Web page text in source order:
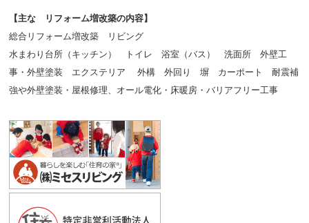
【主な リフォーム増改築の内容】
総合リフォーム増改築 リビング
水まわり台所（キッチン） トイレ 浴室（バス） 洗面所 外壁工
事・外壁塗装 エクステリア 外構 外回り 塀 カーポート 耐震補
強や外壁塗装・屋根修理、オール電化・床暖房・バリアフリー工事